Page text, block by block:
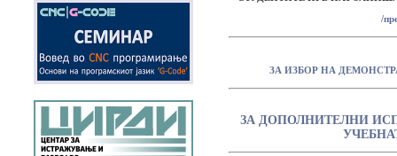
/
ЗА ИЗБОР НА
ЗА ДОПОЛНИТЕЛНИ